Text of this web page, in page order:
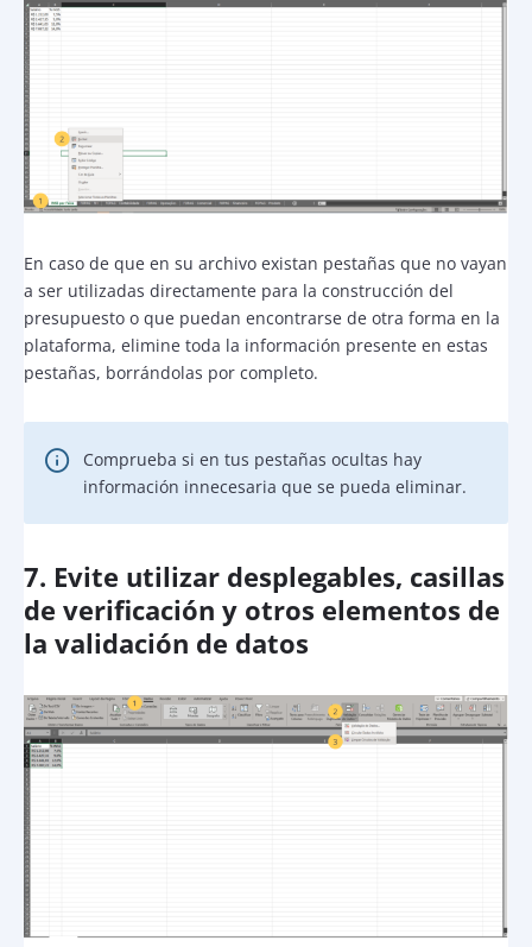
En caso de que en su archivo existan pestañas que no vayan
a ser utilizadas directamente para la construcción del
presupuesto o que puedan encontrarse de otra forma en la
plataforma, elimine toda la información presente en estas
pestañas, borrándolas por completo.
Comprueba si en tus pestañas ocultas hay
información innecesaria que se pueda eliminar.
7. Evite utilizar desplegables, casillas
de verificación y otros elementos de
la validación de datos